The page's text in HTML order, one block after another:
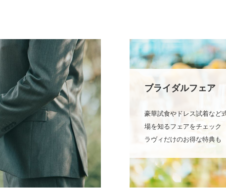
ブライダルフェア
豪華試食やドレス試着など
場を知るフェアをチェック
ラヴィだけのお得な特典も